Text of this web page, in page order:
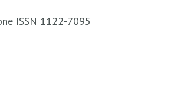
ISSN 1122-7095